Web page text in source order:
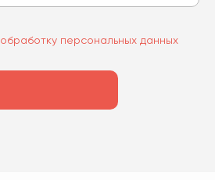
обработку персональных данных